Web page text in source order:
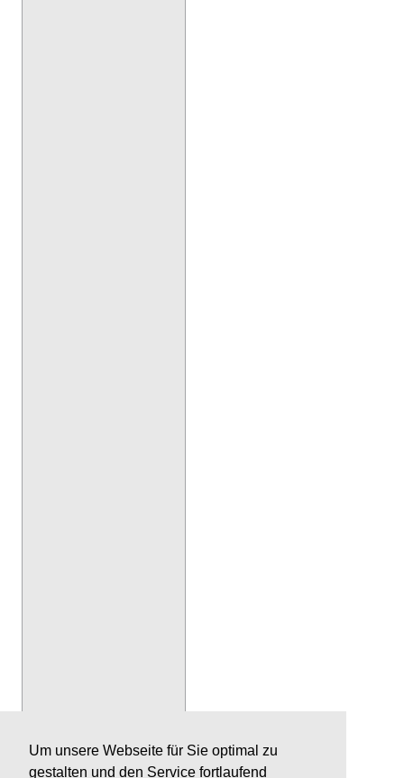
Um unsere Webseite für Sie optimal zu
gestalten und den Service fortlaufend